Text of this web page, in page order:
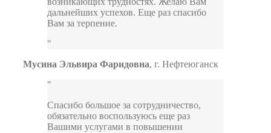
дальнейших успехов. Еще раз спасибо
Вам за терпение.
Мусина Эльвира Фаридовна, г. Нефтеюганск
Спасибо большое за сотрудничество,
обязательно воспользуюсь еще раз
Вашими услугами в повышении